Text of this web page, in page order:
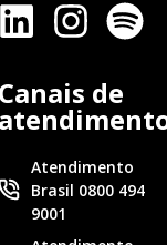
Canais de
Atendimento
Brasil 0800 494
9001